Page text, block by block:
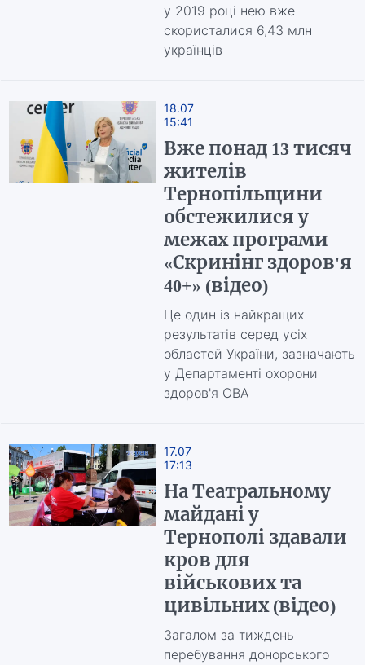
у 2019 році нею вже
скористалися 6,43 млн
українців
18.07
15:41
Вже понад 13 тисяч
жителів
Тернопільщини
обстежилися у
межах програми
«Скринінг здоров'я
40+» (відео)
Це один із найкращих
результатів серед усіх
областей України, зазначають
у Департаменті охорони
здоров'я ОВА
17.07
17:13
На Театральному
майдані у
Тернополі здавали
кров для
військових та
цивільних (відео)
Загалом за тиждень
перебування донорського